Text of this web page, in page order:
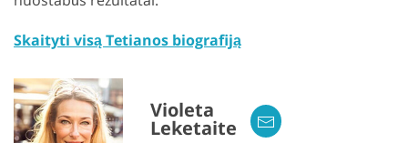
Skaityti visą Tetianos biografiją
Violeta
Leketaite